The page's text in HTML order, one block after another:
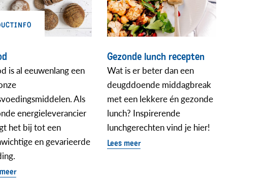
is al eeuwenlang een
Als
energieleverancier
het bij tot een
en gevarieerde
Gezonde lunch recepten
Wat is er beter dan een
deugddoende middagbreak
met een lekkere én gezonde
lunch? Inspirerende
lunchgerechten vind je hier!
Lees meer